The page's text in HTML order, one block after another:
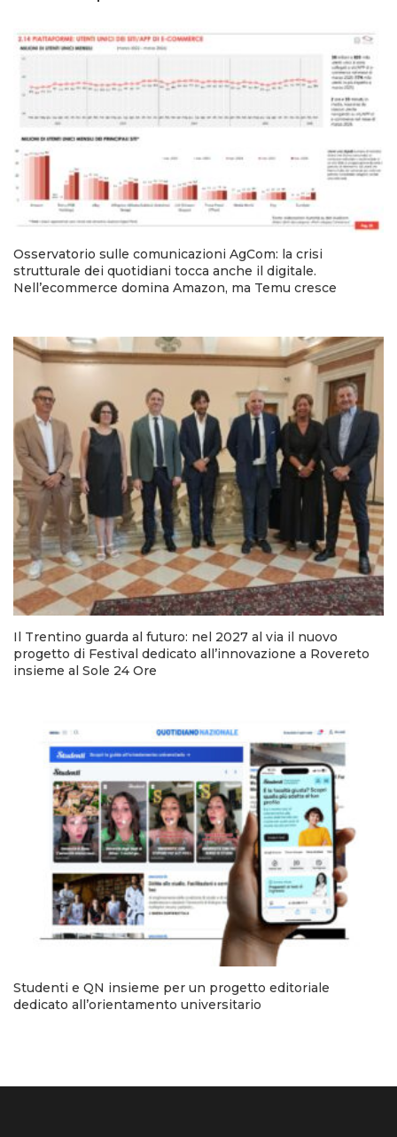
Osservatorio sulle comunicazioni AgCom: la crisi
strutturale dei quotidiani tocca anche il digitale.
Nell’ecommerce domina Amazon, ma Temu cresce
Il Trentino guarda al futuro: nel 2027 al via il nuovo
progetto di Festival dedicato all’innovazione a Rovereto
insieme al Sole 24 Ore
Studenti e QN insieme per un progetto editoriale
dedicato all’orientamento universitario